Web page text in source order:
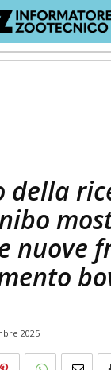
della
nuove
2025